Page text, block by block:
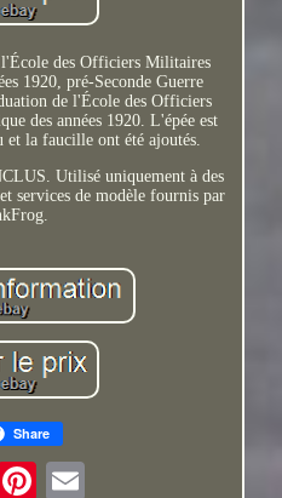
des Officiers Militaires
1920, pré-Seconde Guerre
de l'École des Officiers
des années 1920. L'épée est
et la faucille ont été ajoutés.
Utilisé uniquement à des
services de modèle fournis par
Share